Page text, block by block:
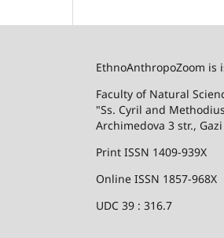
EthnoAnthropoZoom
Faculty of Natural
"Ss. Cyril and
Archimedova 3 str.,
Print ISSN 1409-939X
Online ISSN 1857-968X
UDC 39 : 316.7